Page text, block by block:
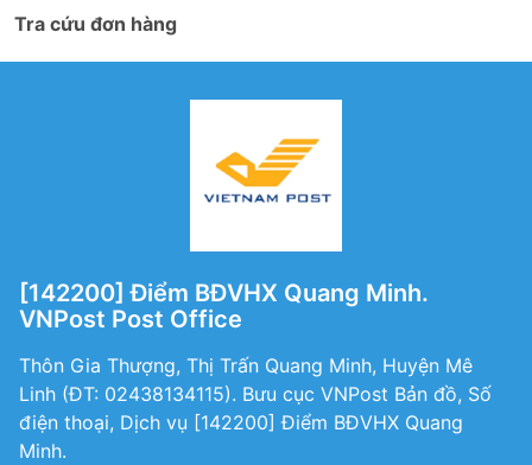
Tra cứu đơn hàng
[142200] Điểm BĐVHX Quang Minh.
VNPost Post Office
Thôn Gia Thượng, Thị Trấn Quang Minh, Huyện Mê
Linh (ÐT: 02438134115). Bưu cục VNPost Bản đồ, Số
điện thoại, Dịch vụ [142200] Điểm BĐVHX Quang
Minh.